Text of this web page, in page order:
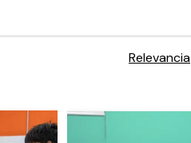
Relevancia